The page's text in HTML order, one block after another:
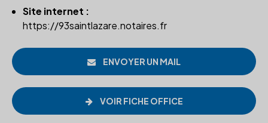
Site internet :
https://93saintlazare.notaires.fr
ENVOYER UN MAIL
VOIR FICHE OFFICE